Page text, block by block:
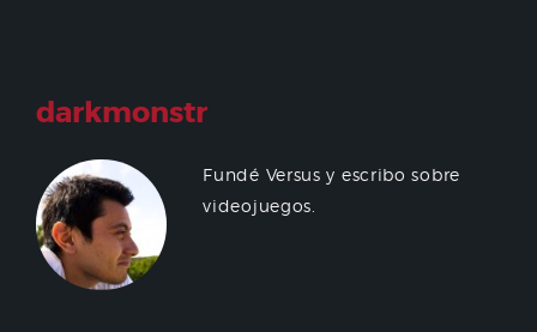
darkmonstr
Fundé Versus y escribo sobre
videojuegos.